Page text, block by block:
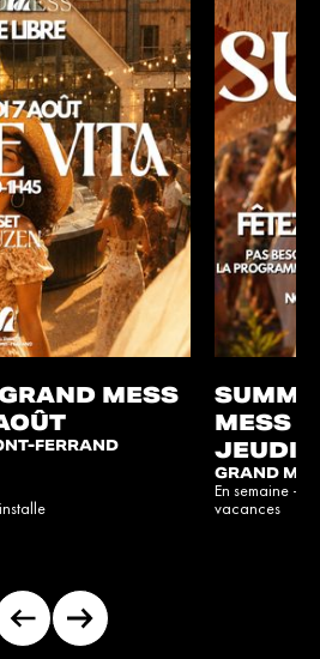
MESS
FERRAND
MESS -
GRAND
En semaine -
vacances